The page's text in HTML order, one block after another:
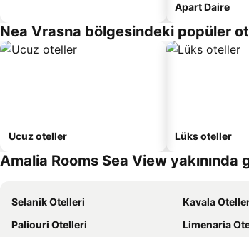
Apart Daire
Nea Vrasna bölgesindeki popüler
Ucuz oteller Lüks oteller
Amalia Rooms Sea View
Selanik Otelleri Kavala
Paliouri Otelleri
Limenaria